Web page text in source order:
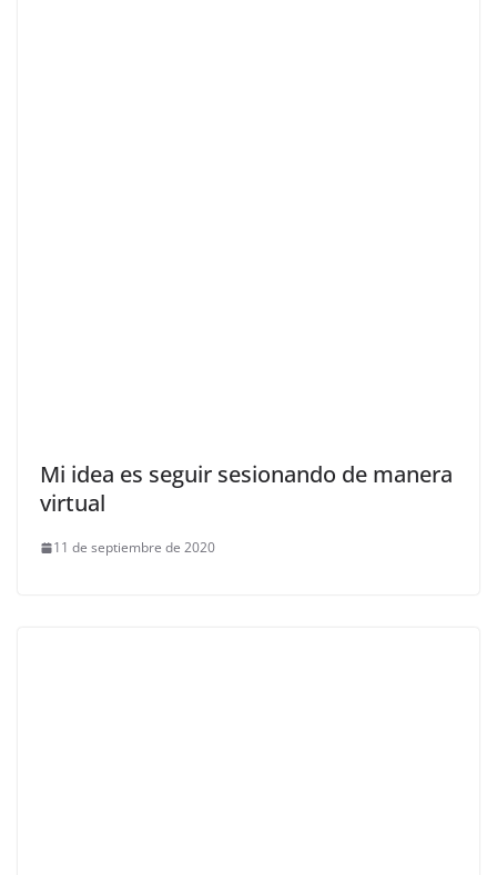
Mi idea es seguir sesionando de manera
virtual
11 de septiembre de 2020